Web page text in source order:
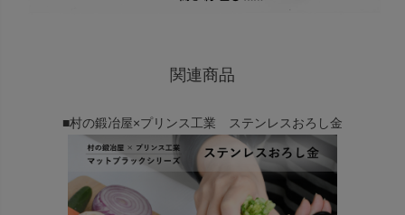
関連商品
■村の鍛冶屋×プリンス工業 ステンレスおろし金